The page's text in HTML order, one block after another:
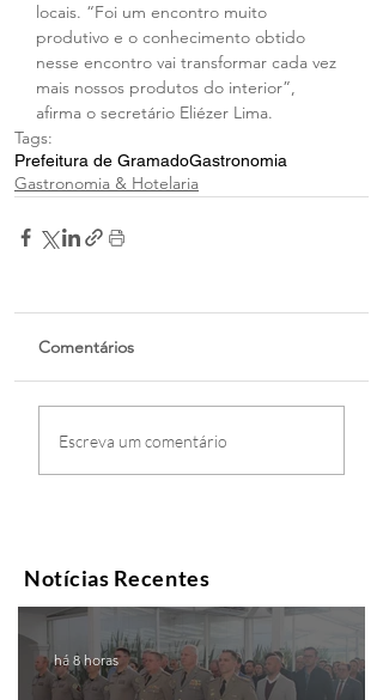
locais. “Foi um encontro muito
produtivo e o conhecimento obtido
nesse encontro vai transformar cada vez
mais nossos produtos do interior”,
afirma o secretário Eliézer Lima.
Tags:
Prefeitura de GramadoGastronomia
Gastronomia & Hotelaria
Comentários
Escreva um comentário
Notícias Recentes
há 8 horas